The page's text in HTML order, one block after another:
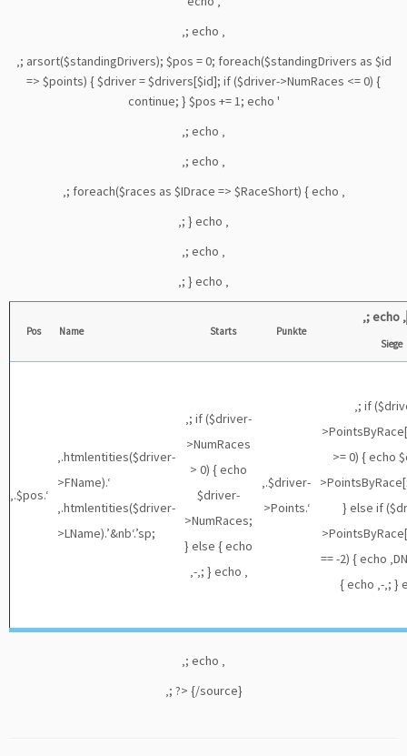
‚; echo ‚
‚; arsort($standingDrivers); $pos = 0; foreach($standingDrivers as $id
=> $points) { $driver = $drivers[$id]; if ($driver->NumRaces <= 0) {
continue; } $pos += 1; echo '
‚; echo ‚
‚; echo ‚
‚; foreach($races as $IDrace => $RaceShort) { echo ‚
‚; } echo ‚
‚; echo ‚
‚; } echo ‚
Pos Name Starts Punkte
‚; echo ‚
Siege
‚.$pos.‘
‚.htmlentities($driver-
>FName).‘
‚.htmlentities($driver-
>LName).’&nb‘.’sp;
‚; if ($driver-
>NumRaces
> 0) { echo
$driver-
>NumRaces;
} else { echo
‚-‚; } echo ‚
‚.$driver-
>Points.‘
‚; if
>= 0) { echo
} else if
== -2) { echo
{ echo ‚-‚; }
‚; echo ‚
‚; ?> {/source}